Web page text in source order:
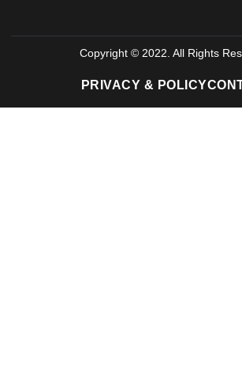
Copyright © 2022. All Rights
PRIVACY & POLICY